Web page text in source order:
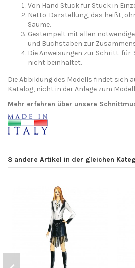
Von Hand Stück für Stück in
Netto-Darstellung, das heißt,
Säume.
Gestempelt mit allen
und Buchstaben zur
Die Anweisungen zur Schritt-
nicht beinhaltet.
Die Abbildung des Modells findet sich
Katalog, nicht in der Anlage zum
Mehr erfahren über unsere
8 andere Artikel in der gleichen